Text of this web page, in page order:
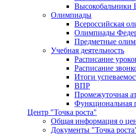
Высокобальники
Олимпиады
Всероссийская
Олимпиады
Предметные
Учебная деятельность
Расписание
Расписание
Итоги
ВПР
Промежуточная
Функциональная
Центр "Точка роста"
Общая информация о
Документы "Точка